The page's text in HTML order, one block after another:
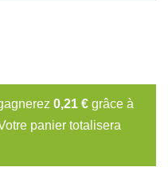
0,21 € grâce à
panier totalisera